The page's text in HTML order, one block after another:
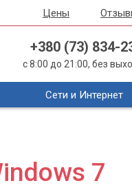
Цены
+380 (73) 834-
с 8:00 до 21:00, без
Сети и Интернет
7